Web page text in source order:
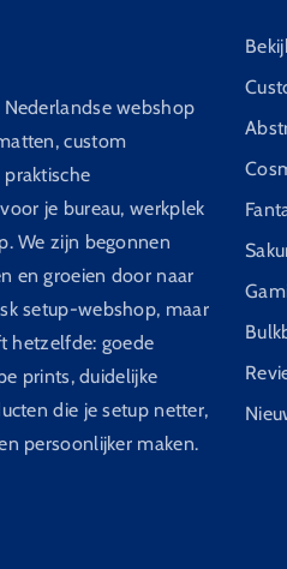
webshop
custom
je bureau, werkplek
We zijn begonnen
en groeien door naar
setup-webshop, maar
hetzelfde: goede
prints, duidelijke
die je setup netter,
persoonlijker maken.